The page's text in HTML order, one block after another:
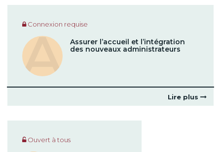
Connexion requise
Assurer l’accueil et l’intégration
des nouveaux administrateurs
Lire plus
Ouvert à tous